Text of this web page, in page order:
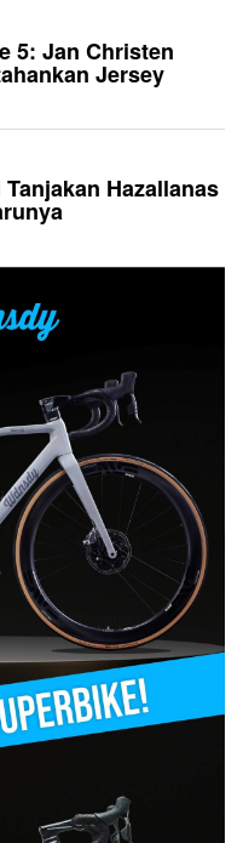
5: Jan Christen
Jersey
Hazallanas